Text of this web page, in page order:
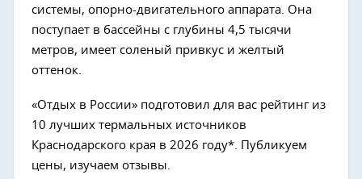
системы, опорно-двигательного аппарата. Она
поступает в бассейны с глубины 4,5 тысячи
метров, имеет соленый привкус и желтый
оттенок.
«Отдых в России» подготовил для вас рейтинг из
10 лучших термальных источников
Краснодарского края в 2026 году*. Публикуем
цены, изучаем отзывы.